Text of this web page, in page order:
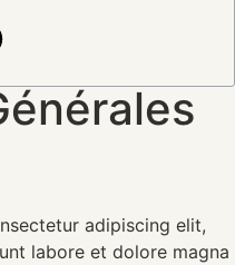
adipiscing elit,
labore et dolore magna